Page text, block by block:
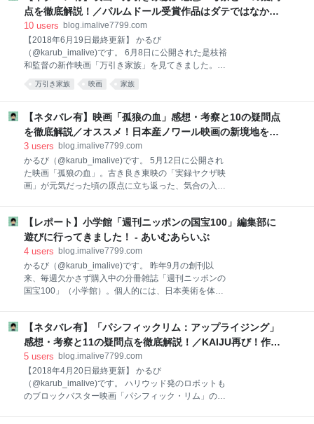
間300～400の美術展に通い続けてきたという、アート
ブロガーのレジェンド的存在でもあります。 そんな
決定版「いちばんやさしい美術鑑賞」を上梓すること
になりました。 いちばんやさしい美術鑑賞 (ちくま新
書) posted with ヨメレバ 青い日記帳 筑摩書房 2018-
08-06 Amazonで購入 Kindleで購入 楽天ブックスで購
点を徹底解説！／パルムドール受賞作品はダテではなかっ
た！心動かされる傑作！ - あいむあらいぶ
10 users blog.imalive7799.com
【2018年6月19日最終更新】 かるび
（@karub_imalive)です。 6月8日に公開された是枝裕
和監督の新作映画「万引き家族」を見てきました。す
でにネット上には、熱心なブロガーさん達によって先
行上映が始まった6月2日頃から最速レビューがじゃん
も、行ってみて本当に良かった。毎回、違う設定・新
しい切り口で「家族の肖像」を描き続ける是枝監督。
前作「三度目の殺人」で日本アカデミー賞作品賞を獲
「パルムドール」まで獲得するなど、その活躍は留ま
るところを知りません。早速ですが、感想・考察等を
織り交ぜた映画レビューを書いてみたいと思います。
かわるネタバレ記述が一部含まれますので、何卒ご了
承ください。できれば、映画鑑賞後にご覧頂ければ幸
いです。 １．映画
万引き家族 映画 家族
【ネタバレ有】映画「孤狼の血」感想・考察と10の疑問点
を徹底解説／オススメ！日本産ノワール映画の新境地を開
く大傑作！！ - あいむあらいぶ
3 users blog.imalive7799.com
かるび（@karub_imalive)です。 5月12日に公開され
た映画「孤狼の血」。古き良き東映の「実録ヤクザ映
画」が元気だった頃の原点に立ち返った、気合の入っ
いうことで、これはがっつりブログに感想を書き残し
ておかねば、と思い、急遽感想や考察を書いてみまし
た。 ※本エントリは、後半部分でストーリー核心部分
にかかわるネタバレ記述が一部含まれますので、何卒
ご了承ください。できれば、映画鑑賞後にご覧頂けれ
ば幸いです。 １．映画「孤狼の血」の予告動画・基本
レビュー！（感想・評価含め） 久々に骨太で見応えの
あった、純日本産フィルム・ノワール映画！ 良かった
点１：ディテールまできっちり描ききる映像へのこだ
【レポート】小学館「週刊ニッポンの国宝100」編集部に
遊びに行ってきました！ - あいむあらいぶ
4 users blog.imalive7799.com
かるび（@karub_imalive)です。 昨年9月の創刊以
来、毎週欠かさず購入中の分冊雑誌「週刊ニッポンの
国宝100」（小学館）。個人的には、日本美術を体系
ています。 実際、ブログを始める2年半前は知識ゼロ
だった僕も、この「週刊ニッポンの国宝100」を読み
始めてから、かなり知識がついてきたように思いま
す。Twitterでもせっせと「＃国宝」「＃国宝100」な
どとタグを付けて、感想をこまめにツイートするな
ど、全国に数万人いると思われる読者の中でも、かな
【ネタバレ有】「パシフィックリム：アップライジング」
感想・考察と11の疑問点を徹底解説！／KAIJU再び！作品
世界の正統派的発展を目指した注目の第2作！ - あいむあら
いぶ
5 users blog.imalive7799.com
【2018年4月20日最終更新】 かるび
（@karub_imalive)です。 ハリウッド発のロボットも
のブロックバスター映画「パシフィック・リム」の5